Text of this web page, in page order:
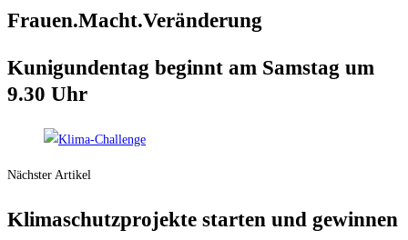
Frauen.Macht.Veränderung
Kuni­gun­den­tag beginnt am Sams­tag um
9.30 Uhr
Nächster Artikel
Kli­ma­schutz­pro­jek­te star­ten und gewinnen